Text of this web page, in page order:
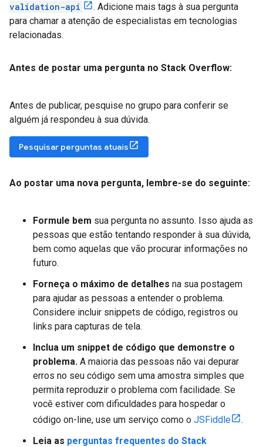
validation-api
. Adicione mais tags à sua pergunta
para chamar a atenção de especialistas em tecnologias
relacionadas.
Antes de postar uma pergunta no Stack Overflow:
Antes de publicar, pesquise no grupo para conferir se
alguém já respondeu à sua dúvida.
Pesquisar perguntas atuais
Ao postar uma nova pergunta, lembre-se do seguinte:
Formule bem sua pergunta no assunto. Isso ajuda as
pessoas que estão tentando responder à sua dúvida,
bem como aquelas que vão procurar informações no
futuro.
Forneça o máximo de detalhes na sua postagem
para ajudar as pessoas a entender o problema.
Considere incluir snippets de código, registros ou
links para capturas de tela.
Inclua um snippet de código que demonstre o
problema. A maioria das pessoas não vai depurar
erros no seu código sem uma amostra simples que
permita reproduzir o problema com facilidade. Se
você estiver com dificuldades para hospedar o
código on-line, use um serviço como o JSFiddle
.
Leia as perguntas frequentes do Stack